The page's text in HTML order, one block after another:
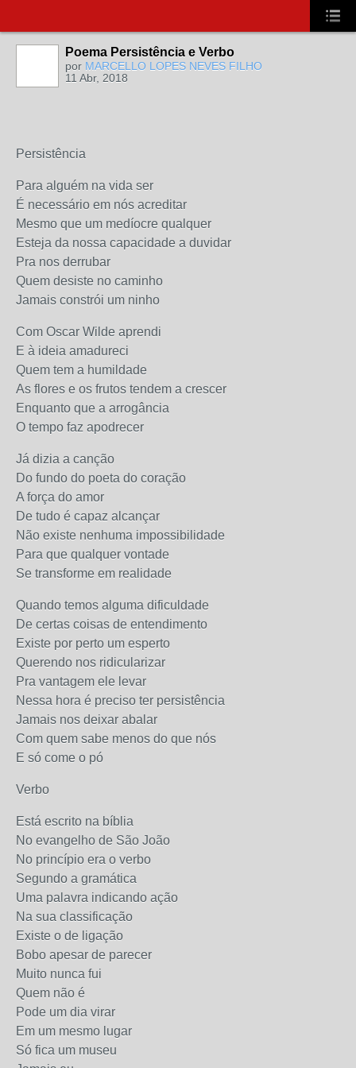
Poema Persistência e Verbo
por MARCELLO LOPES NEVES FILHO
11 Abr, 2018
Persistência
Para alguém na vida ser
É necessário em nós acreditar
Mesmo que um medíocre qualquer
Esteja da nossa capacidade a duvidar
Pra nos derrubar
Quem desiste no caminho
Jamais constrói um ninho
Com Oscar Wilde aprendi
E à ideia amadureci
Quem tem a humildade
As flores e os frutos tendem a crescer
Enquanto que a arrogância
O tempo faz apodrecer
Já dizia a canção
Do fundo do poeta do coração
A força do amor
De tudo é capaz alcançar
Não existe nenhuma impossibilidade
Para que qualquer vontade
Se transforme em realidade
Quando temos alguma dificuldade
De certas coisas de entendimento
Existe por perto um esperto
Querendo nos ridicularizar
Pra vantagem ele levar
Nessa hora é preciso ter persistência
Jamais nos deixar abalar
Com quem sabe menos do que nós
E só come o pó
Verbo
Está escrito na bíblia
No evangelho de São João
No princípio era o verbo
Segundo a gramática
Uma palavra indicando ação
Na sua classificação
Existe o de ligação
Bobo apesar de parecer
Muito nunca fui
Quem não é
Pode um dia virar
Em um mesmo lugar
Só fica um museu